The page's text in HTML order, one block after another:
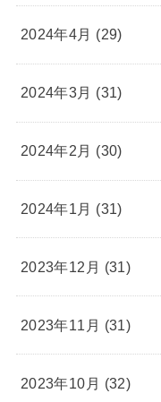
2024年4月 (29)
2024年3月 (31)
2024年2月 (30)
2024年1月 (31)
2023年12月 (31)
2023年11月 (31)
2023年10月 (32)